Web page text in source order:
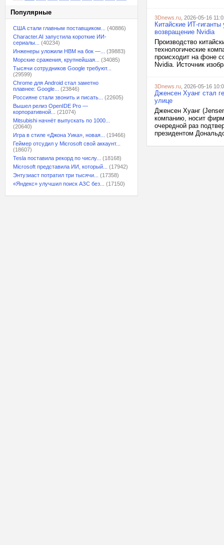
Популярные
США стали главным поставщиком...
(40886)
Character.AI запустила короткие ИИ-
сериалы...
(40234)
Инженеры уложили HBM на бок —...
(39883)
Морские сражения, крупнейшая...
(34085)
Тысячи сотрудников Google требуют...
(29599)
Chrome для Android стал заметно
плавнее: Google...
(23846)
Россияне стали звонить и писать...
(22605)
Вышел релиз OpenIDE Pro —
корпоративной...
(21074)
Mitsubishi начнёт выпускать по 1000...
(20640)
Игра в стиле «Джона Уика», новая...
(19466)
Геймер отсудил у Microsoft свой аккаунт...
(18607)
Tesla поставила рекорд по числу...
(18168)
Microsoft представила ИИ, который...
(17942)
Энтузиаст потратил три тысячи...
(17358)
«Яндекс» улучшил поиск АЗС без...
(17150)
3Dnews.ru , 2026-05-16
Китайские ИТ-
возвращение Nvidia
Производство
технологические
происходит на фоне
Nvidia. Источник
3Dnews.ru , 2026-05-16
Дженсен Хуанг стал
улице
Дженсен Хуанг
компанию, носит
очередной раз
президентом